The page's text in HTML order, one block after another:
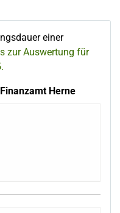
einer
zur Auswertung für
Herne